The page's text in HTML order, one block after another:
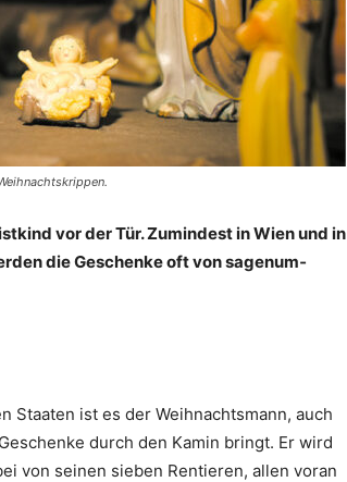
vor der Tür. Zumindest in Wien und in
die ­Geschenke oft von sagenum­
Staaten ist es der Weihnachtsmann, auch
durch den Kamin bringt. Er wird
von seinen sieben Rentieren, allen voran